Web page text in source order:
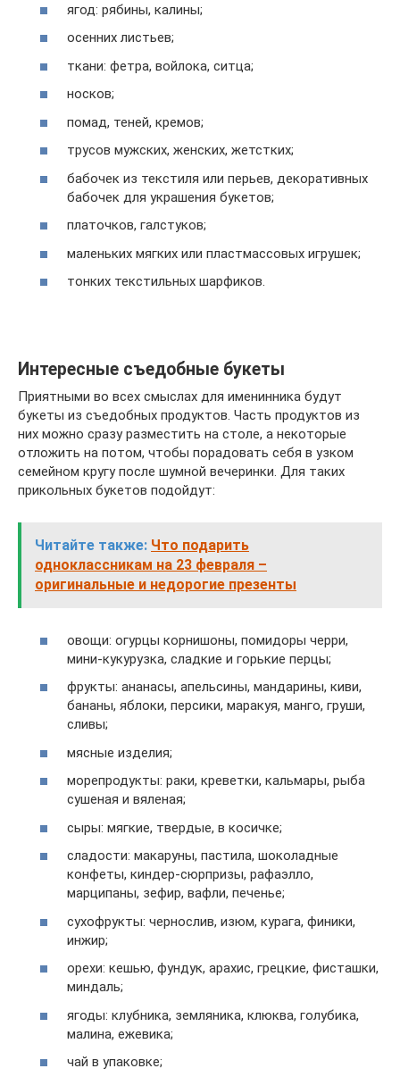
ягод: рябины, калины;
осенних листьев;
ткани: фетра, войлока, ситца;
носков;
помад, теней, кремов;
трусов мужских, женских, жетстких;
бабочек из текстиля или перьев, декоративных
бабочек для украшения букетов;
платочков, галстуков;
маленьких мягких или пластмассовых игрушек;
тонких текстильных шарфиков.
Интересные съедобные букеты
Приятными во всех смыслах для именинника будут
букеты из съедобных продуктов. Часть продуктов из
них можно сразу разместить на столе, а некоторые
отложить на потом, чтобы порадовать себя в узком
семейном кругу после шумной вечеринки. Для таких
прикольных букетов подойдут:
Читайте также: Что подарить
одноклассникам на 23 февраля –
оригинальные и недорогие презенты
овощи: огурцы корнишоны, помидоры черри,
мини-кукурузка, сладкие и горькие перцы;
фрукты: ананасы, апельсины, мандарины, киви,
бананы, яблоки, персики, маракуя, манго, груши,
сливы;
мясные изделия;
морепродукты: раки, креветки, кальмары, рыба
сушеная и вяленая;
сыры: мягкие, твердые, в косичке;
сладости: макаруны, пастила, шоколадные
конфеты, киндер-сюрпризы, рафаэлло,
марципаны, зефир, вафли, печенье;
сухофрукты: чернослив, изюм, курага, финики,
инжир;
орехи: кешью, фундук, арахис, грецкие, фисташки,
миндаль;
ягоды: клубника, земляника, клюква, голубика,
малина, ежевика;
чай в упаковке;